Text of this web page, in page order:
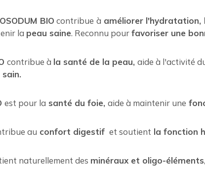
BIO contribue à améliorer l'hydratation,
la peau saine. Reconnu pourfavoriser une
contribue à la santé de la peau,aide à l'activité
est pour la santé du foie,aide à maintenir une
au confort digestif et soutient la fonction
naturellement des minéraux et oligo-éléments